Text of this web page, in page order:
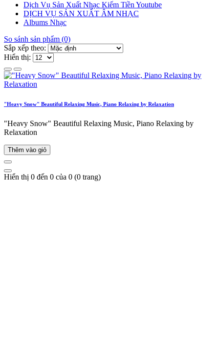
Dịch Vụ Sản Xuất Nhạc Kiếm Tiền Youtube
DỊCH VỤ SẢN XUẤT ÂM NHẠC
Albums Nhạc
So sánh sản phẩm (0)
Sắp xếp theo:
Hiển thị:
"Heavy Snow" Beautiful Relaxing Music, Piano Relaxing by Relaxation
"Heavy Snow" Beautiful Relaxing Music, Piano Relaxing by
Relaxation
Thêm vào giỏ
Hiển thị 0 đến 0 của 0 (0 trang)